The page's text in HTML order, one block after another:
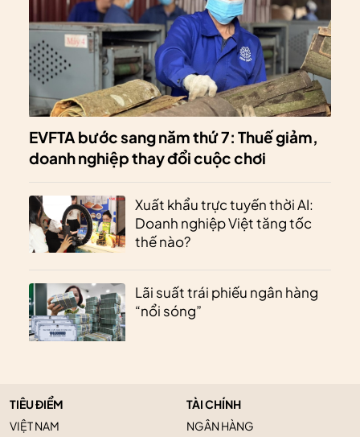
EVFTA bước sang năm thứ 7: Thuế giảm,
doanh nghiệp thay đổi cuộc chơi
Xuất khẩu trực tuyến thời AI:
Doanh nghiệp Việt tăng tốc
thế nào?
Lãi suất trái phiếu ngân hàng
“nổi sóng”
TIÊU ĐIỂM
VIỆT NAM
TÀI CHÍNH
NGÂN HÀNG